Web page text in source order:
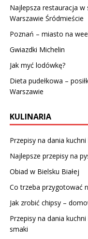
Najlepsza restauracja
Warszawie Śródmieście
Poznań – miasto na
Gwiazdki Michelin
Jak myć lodówkę?
Dieta pudełkowa –
Warszawie
KULINARIA
Przepisy na dania
Najlepsze przepisy na
Obiad w Bielsku Białej
Co trzeba przygotować
Jak zrobić chipsy –
Przepisy na dania
smaki